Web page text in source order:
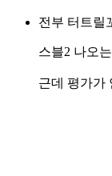
전부 터트릴
스블2 나오
근데 평가가